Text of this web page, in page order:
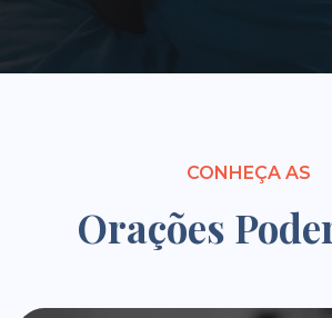
CONHEÇA AS
Orações